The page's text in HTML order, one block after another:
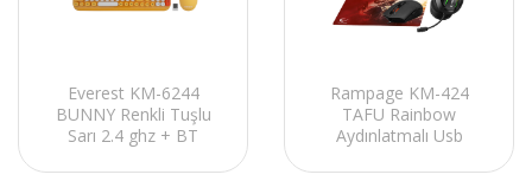
Everest KM-6244
BUNNY Renkli Tuşlu
Sarı 2.4 ghz + BT
Klavye + Mouse Set
Rampage KM-424
TAFU Rainbow
Aydınlatmalı Usb
Klavye + Kulaklık +